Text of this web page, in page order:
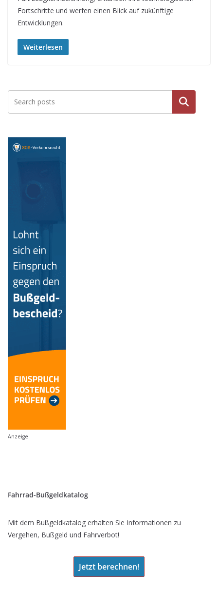
Fortschritte und werfen einen Blick auf zukünftige
Entwicklungen.
Weiterlesen
Suche
Anzeige
Fahrrad-Bußgeldkatalog
Mit dem Bußgeldkatalog erhalten Sie Informationen zu
Vergehen, Bußgeld und Fahrverbot!
Jetzt berechnen!